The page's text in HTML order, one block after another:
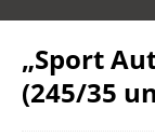
„Sport
(245/35